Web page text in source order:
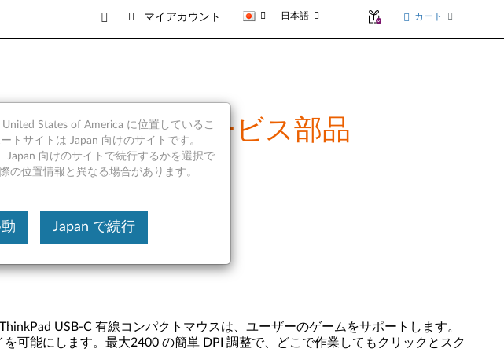
マイアカウント 日本語 カート
品の概要とサービス部品
USB-C 有線コンパクトマウスは、ユーザーのゲームをサポートします。
可能にします。最大2400 の簡単 DPI 調整で、どこで作業してもクリックとスク
States of America に位置しているこ
トサイトは Japan 向けのサイトです。
Japan 向けのサイトで続行するかを選択で
位置情報と異なる場合があります。
Japan で続行